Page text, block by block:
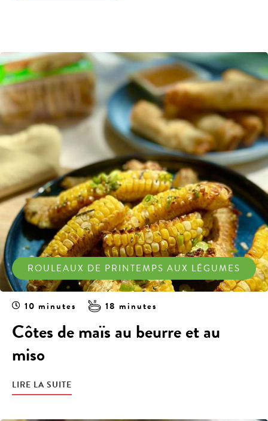
ROULEAUX DE PRINTEMPS AUX LÉGUMES
10 minutes 18 minutes
Côtes de maïs au beurre et au
miso
LIRE LA SUITE